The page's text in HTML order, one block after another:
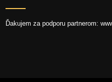
Ďakujem za podporu partnerom: